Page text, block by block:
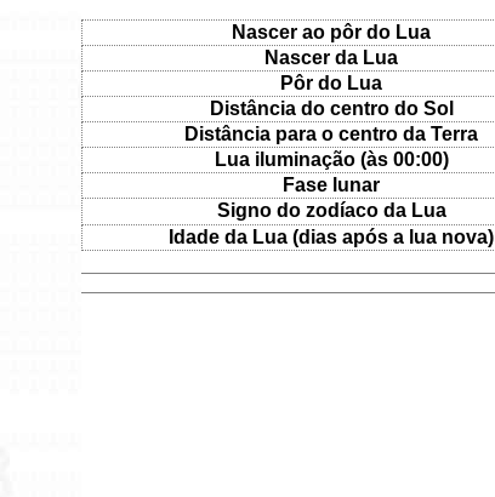
Nascer ao pôr do Lua
Nascer da Lua
Pôr do Lua
Distância do centro do Sol
Distância para o centro da Terra
Lua iluminação (às 00:00)
Fase lunar
Signo do zodíaco da Lua
Idade da Lua (dias após a lua nova)